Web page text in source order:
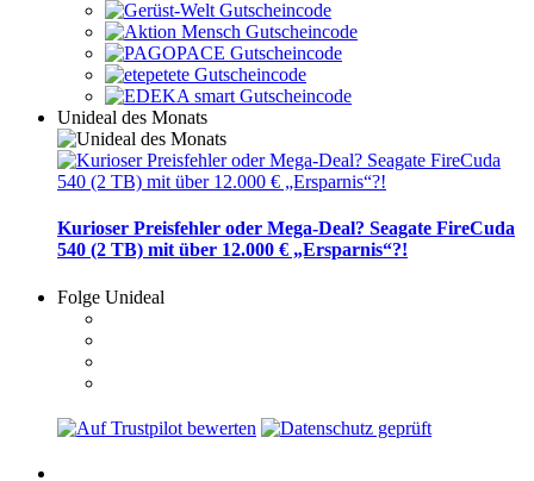
Unideal des Monats
Kurioser Preisfehler oder Mega-Deal? Seagate FireCuda
540 (2 TB) mit über 12.000 € „Ersparnis“?!
Folge Unideal